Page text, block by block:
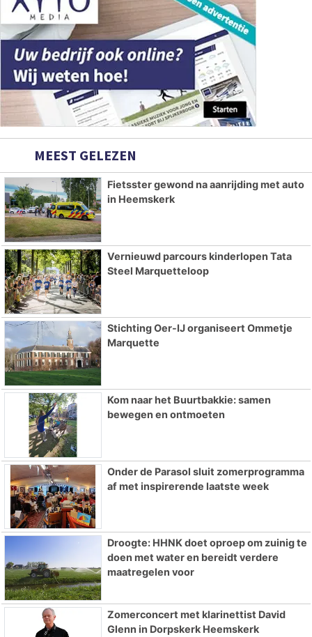
MEEST GELEZEN
Fietsster gewond na aanrijding met auto
in Heemskerk
Vernieuwd parcours kinderlopen Tata
Steel Marquetteloop
Stichting Oer-IJ organiseert Ommetje
Marquette
Kom naar het Buurtbakkie: samen
bewegen en ontmoeten
Onder de Parasol sluit zomerprogramma
af met inspirerende laatste week
Droogte: HHNK doet oproep om zuinig te
doen met water en bereidt verdere
maatregelen voor
Zomerconcert met klarinettist David
Glenn in Dorpskerk Heemskerk